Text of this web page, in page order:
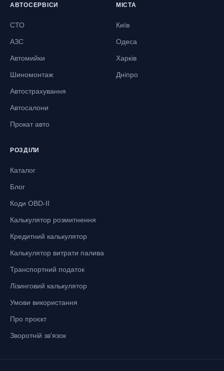
АВТОСЕРВІСИ
СТО
АЗС
Автомийки
Шиномонтаж
Автострахування
Автосалони
Прокат авто
МІСТА
Київ
Одеса
Харків
Дніпро
РОЗДІЛИ
Каталог
Блог
Коди OBD-II
Калькулятор розмитнення
Кредитний калькулятор
Калькулятор витрати палива
Транспортний податок
Лізинговий калькулятор
Умови використання
Про проєкт
Зворотній зв'язок